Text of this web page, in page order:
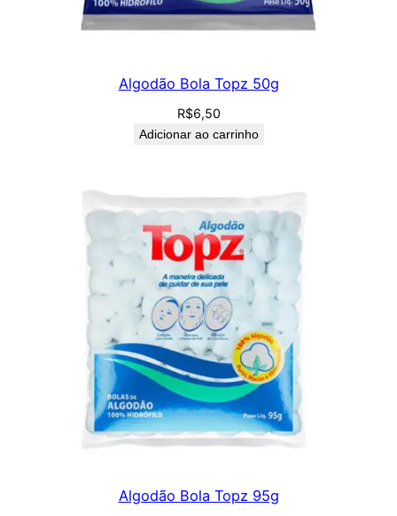
Algodão Bola Topz 50g
R$6,50
Adicionar ao carrinho
Algodão Bola Topz 95g